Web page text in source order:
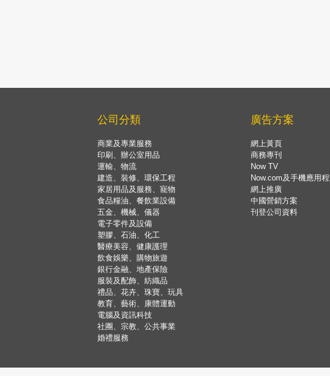
公司分類
商業及專業服務
印刷、辦公室用品
運輸、物流
建造、裝修、環保工程
家居用品及服務、寵物
食品糧油、餐飲業設備
五金、機械、儀器
電子零件及設備
塑膠、石油、化工
醫療美容、健康護理
飲食娛樂、購物旅遊
銀行金融、地產保險
服裝及配飾、紡織品
禮品、花卉、珠寶、玩具
教育、藝術、康體運動
電腦及資訊科技
社團、宗教、公共事業
婚禮服務
廣告方案
網上黃頁
商務專刊
Now TV
Now.com及手機應用
網上推廣
中國營銷方案
刊登公司資料